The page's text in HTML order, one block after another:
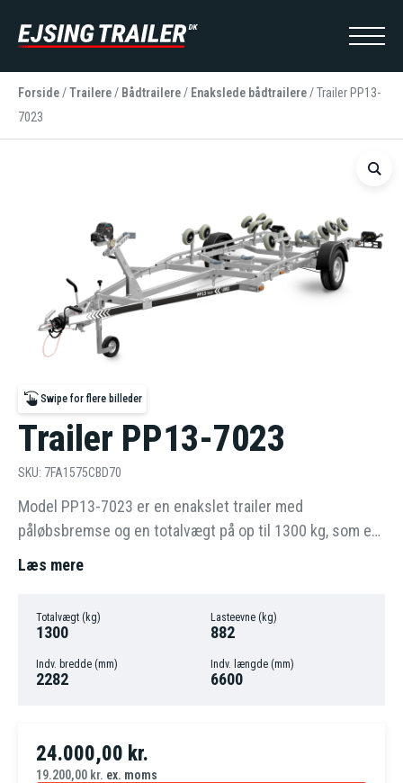
Forside/Trailere/ Bådtrailere/ Enakslede bådtrailere/Trailer PP13-
7023
Swipe for flere billeder
Trailer PP13-7023
SKU: 7FA1575CBD70
Model PP13-7023 er en enakslet trailer med
påløbsbremse og en totalvægt på op til 1300 kg, som er
beregnet til transport af både.
Læs mere
Totalvægt (kg)
1300
Lasteevne (kg)
882
Indv. bredde (mm)
2282
Indv. længde (mm)
6600
24.000,00 kr.
19.200,00 kr. ex. moms